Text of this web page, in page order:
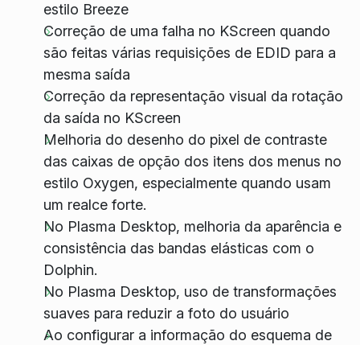
estilo Breeze
Correção de uma falha no KScreen quando
são feitas várias requisições de EDID para a
mesma saída
Correção da representação visual da rotação
da saída no KScreen
Melhoria do desenho do pixel de contraste
das caixas de opção dos itens dos menus no
estilo Oxygen, especialmente quando usam
um realce forte.
No Plasma Desktop, melhoria da aparência e
consistência das bandas elásticas com o
Dolphin.
No Plasma Desktop, uso de transformações
suaves para reduzir a foto do usuário
Ao configurar a informação do esquema de